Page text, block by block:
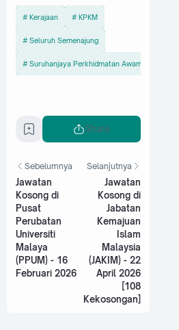
Kerajaan KPKM
Seluruh Semenajung
Suruhanjaya Perkhidmatan Awam Malaysia
Share
Sebelumnya
Jawatan
Kosong di
Pusat
Perubatan
Universiti
Malaya
(PPUM) - 16
Februari 2026
Selanjutnya
Jawatan
Kosong di
Jabatan
Kemajuan
Islam
Malaysia
(JAKIM) - 22
April 2026
[108
Kekosongan]